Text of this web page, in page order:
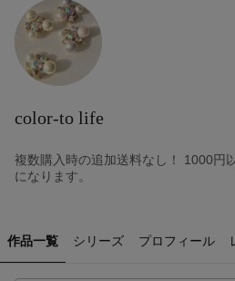
color-to life
複数購入時の追加送料なし！ 1000円
になります。
作品一覧 シリーズ プロフィール